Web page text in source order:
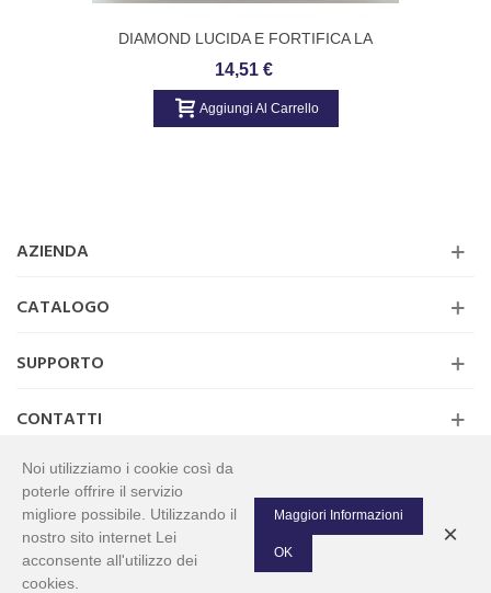
DIAMOND LUCIDA E FORTIFICA LA
CARROZZERIA AREXONS 8096
14,51 €
Aggiungi Al Carrello
AZIENDA
CATALOGO
SUPPORTO
CONTATTI
Tutti i diritti riservati www.abricambiturnover.com. Negozio online ricambi
auto. P.IVA 09446741218
Noi utilizziamo i cookie così da
poterle offrire il servizio
migliore possibile. Utilizzando il
nostro sito internet Lei
acconsente all'utilizzo dei
cookies.
Maggiori Informazioni
OK
×